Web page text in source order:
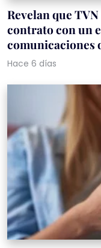
Revelan que
contrato con un
comunicaciones
Hace 6 días